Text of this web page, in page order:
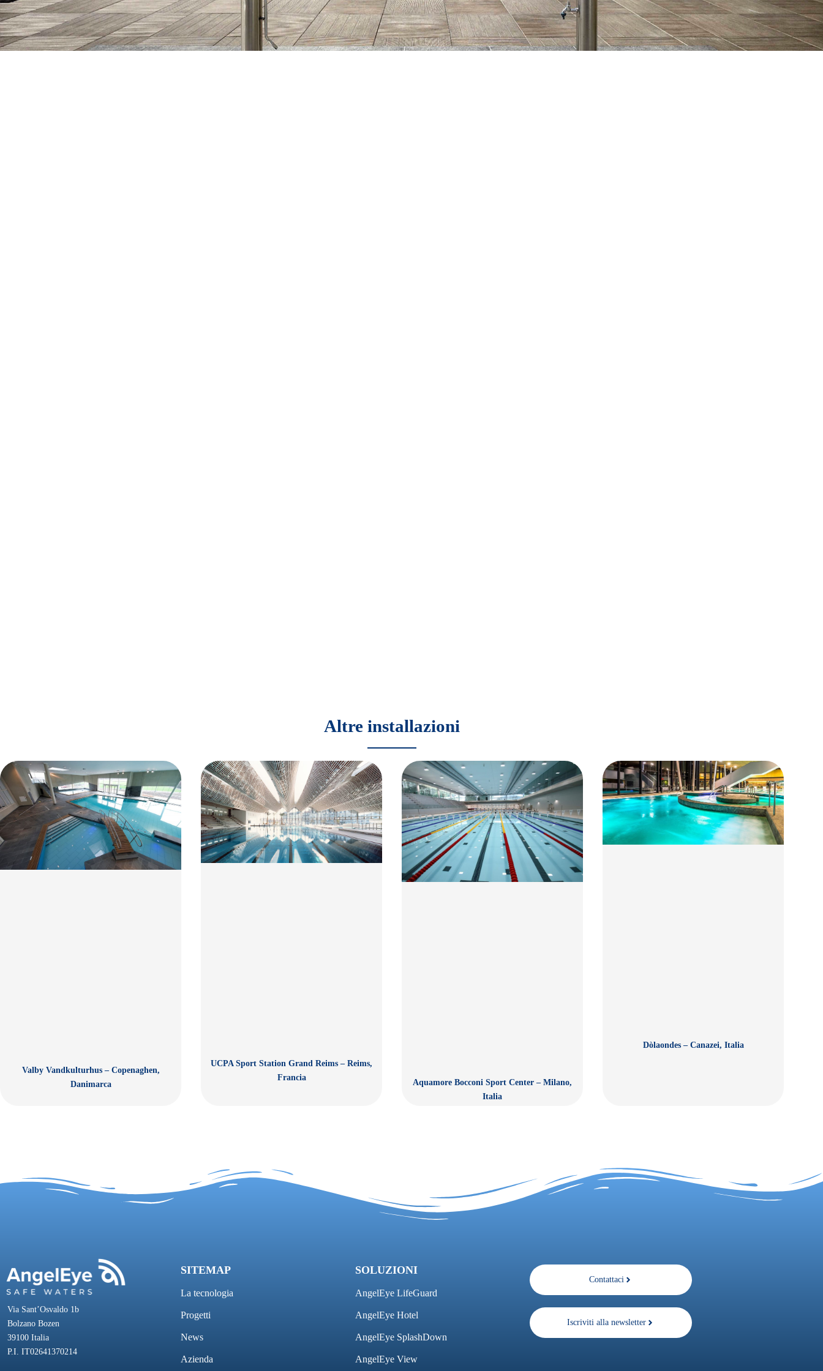
Altre installazioni
Valby Vandkulturhus – Copenaghen,
Danimarca
UCPA Sport Station Grand Reims – Reims,
Francia
Aquamore Bocconi Sport Center – Milano,
Italia
Dòlaondes – Canazei, Italia
Via Sant’Osvaldo 1b
Bolzano Bozen
39100 Italia
P.I. IT02641370214
SITEMAP
La tecnologia
Progetti
News
Azienda
SOLUZIONI
AngelEye LifeGuard
AngelEye Hotel
AngelEye SplashDown
AngelEye View
Contattaci
Iscriviti alla newsletter